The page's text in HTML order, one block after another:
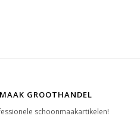
GROOTHANDEL
schoonmaakartikelen!